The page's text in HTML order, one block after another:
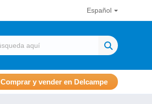
Español
Comprar y vender en Delcampe